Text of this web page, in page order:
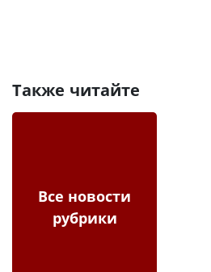
Также читайте
Все новости
рубрики